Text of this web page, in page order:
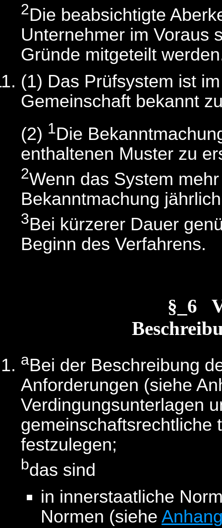
2Die beabsichtigte
Unternehmer im Voraus
Gründe mitgeteilt
(1) Das Prüfsystem ist
Gemeinschaft bekannt
(2) 1Die
enthaltenen Muster zu
2Wenn das System
Bekanntmachung
3Bei kürzerer Dauer
Beginn des Verfahrens.
§_6
aBei der Beschreibung
Anforderungen (siehe
Verdingungsunterlagen
gemeinschaftsrechtliche
festzulegen;
bdas sind
in innerstaatliche
Normen (siehe